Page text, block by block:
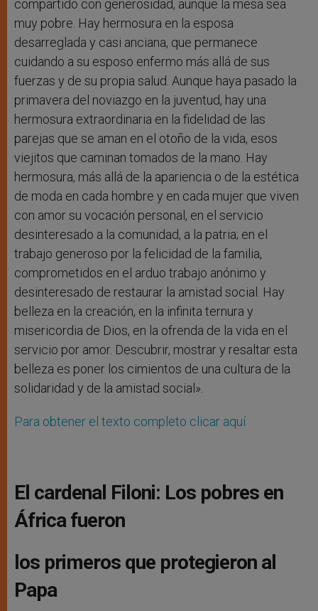
compartido con generosidad, aunque la mesa sea
muy pobre. Hay hermosura en la esposa
desarreglada y casi anciana, que permanece
cuidando a su esposo enfermo más allá de sus
fuerzas y de su propia salud. Aunque haya pasado la
primavera del noviazgo en la juventud, hay una
hermosura extraordinaria en la fidelidad de las
parejas que se aman en el otoño de la vida, esos
viejitos que caminan tomados de la mano. Hay
hermosura, más allá de la apariencia o de la estética
de moda en cada hombre y en cada mujer que viven
con amor su vocación personal, en el servicio
desinteresado a la comunidad, a la patria; en el
trabajo generoso por la felicidad de la familia,
comprometidos en el arduo trabajo anónimo y
desinteresado de restaurar la amistad social. Hay
belleza en la creación, en la infinita ternura y
misericordia de Dios, en la ofrenda de la vida en el
servicio por amor. Descubrir, mostrar y resaltar esta
belleza es poner los cimientos de una cultura de la
solidaridad y de la amistad social».
Para obtener el texto completo clicar aquí
El cardenal Filoni: Los pobres en
África fueron
los primeros que protegieron al
Papa